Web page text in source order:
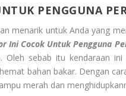
PENGGUNA
menarik untuk Anda yang
Ini Cocok Untuk Pengguna
Oleh sebab itu kendaraan
bahan bakar. Dengan
merah dan